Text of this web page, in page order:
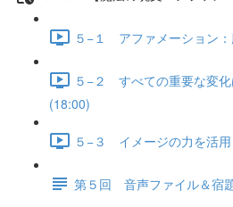
５−１ アファメーション
５−２ すべての重要な変
(18:00)
５−３ イメージの力を活
第５回 音声ファイル＆宿